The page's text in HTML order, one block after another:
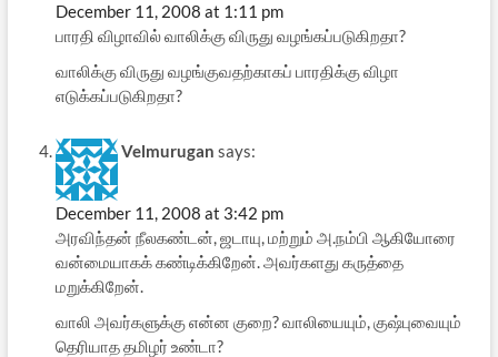
December 11, 2008 at 1:11 pm
பாரதி விழாவில் வாலிக்கு விருது வழங்கப்படுகிறதா?
வாலிக்கு விருது வழங்குவதற்காகப் பாரதிக்கு விழா
எடுக்கப்படுகிறதா?
Velmurugan says:
December 11, 2008 at 3:42 pm
அரவிந்தன் நீலகண்டன், ஜடாயு, மற்றும் அ.நம்பி ஆகியோரை
வன்மையாகக் கண்டிக்கிறேன். அவர்களது கருத்தை
மறுக்கிறேன்.
வாலி அவர்களுக்கு என்ன குறை? வாலியையும், குஷ்புவையும்
தெரியாத தமிழர் உண்டா?